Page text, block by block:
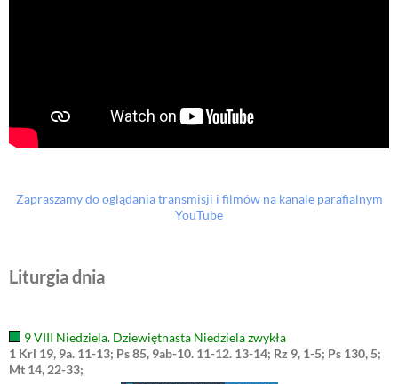
Zapraszamy do oglądania transmisji i filmów na kanale parafialnym
YouTube
Liturgia dnia
9 VIII Niedziela. Dziewiętnasta Niedziela zwykła
1 Krl 19, 9a. 11-13; Ps 85, 9ab-10. 11-12. 13-14; Rz 9, 1-5; Ps 130, 5;
Mt 14, 22-33;